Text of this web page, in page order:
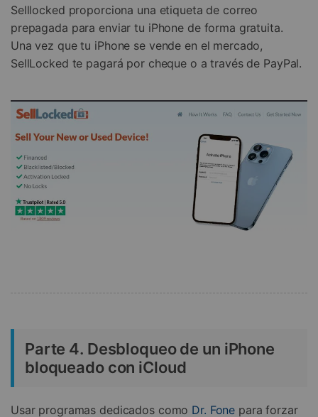
Selllocked proporciona una etiqueta de correo
prepagada para enviar tu iPhone de forma gratuita.
Una vez que tu iPhone se vende en el mercado,
SellLocked te pagará por cheque o a través de PayPal.
Parte 4. Desbloqueo de un iPhone
bloqueado con iCloud
Usar programas dedicados como Dr. Fone para forzar
Abrir App Prueba Online